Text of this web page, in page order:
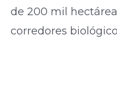
de 200 mil
corredores